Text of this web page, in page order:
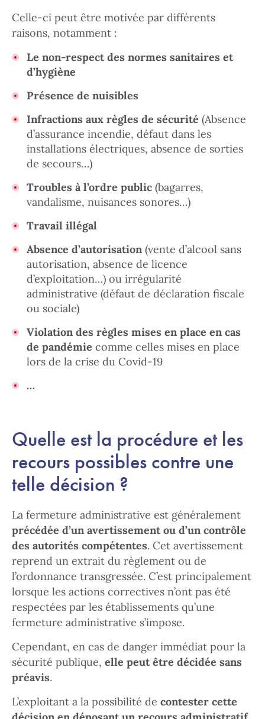
Celle-ci peut être motivée par différents
raisons, notamment :
Le non-respect des normes sanitaires et
d’hygiène
Présence de nuisibles
Infractions aux règles de sécurité (Absence
d’assurance incendie, défaut dans les
installations électriques, absence de sorties
de secours…)
Troubles à l’ordre public (bagarres,
vandalisme, nuisances sonores…)
Travail illégal
Absence d’autorisation (vente d’alcool sans
autorisation, absence de licence
d’exploitation…) ou irrégularité
administrative (défaut de déclaration fiscale
ou sociale)
Violation des règles mises en place en cas
de pandémie comme celles mises en place
lors de la crise du Covid-19
…
Quelle est la procédure et les
recours possibles contre une
telle décision ?
La fermeture administrative est généralement
précédée d’un avertissement ou d’un contrôle
des autorités compétentes. Cet avertissement
reprend un extrait du règlement ou de
l’ordonnance transgressée. C’est principalement
lorsque les actions correctives n’ont pas été
respectées par les établissements qu’une
fermeture administrative s’impose.
Cependant, en cas de danger immédiat pour la
sécurité publique, elle peut être décidée sans
préavis.
L’exploitant a la possibilité de contester cette